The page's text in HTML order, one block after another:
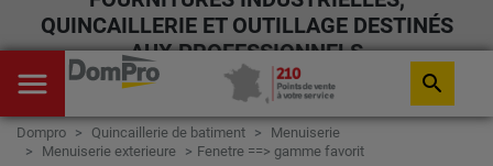
QUINCAILLERIE ET OUTILLAGE DESTINÉS
AUX PROFESSIONNELS
menu search
Dompro Quincaillerie de batiment
Menuiserie
Menuiserie exterieure
Fenetre ==> gamme favorit